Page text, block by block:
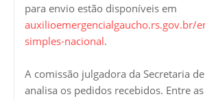
para envio estão disponíveis em
auxilioemergencialgaucho.rs.gov.br/
simples-nacional.
A comissão julgadora da Secretaria
analisa os pedidos recebidos. Entre